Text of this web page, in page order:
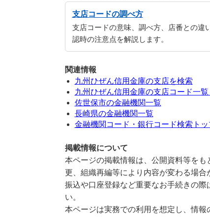
支店コードの調べ方
支店コードの意味、調べ方、店番との違
認時の注意点を解説します。
関連情報
九州ひぜん信用金庫の支店を検索
九州ひぜん信用金庫の支店コード一
佐世保市の金融機関一覧
長崎県の金融機関一覧
金融機関コード・銀行コード検索トッ
掲載情報について
本ページの掲載情報は、公開資料等を
更、組織再編等により内容が変わる場合
振込や口座登録など重要なお手続きの
い。
本ページは実務での利用を想定し、情報